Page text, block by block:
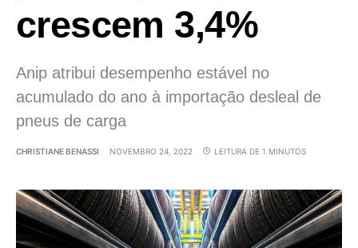
crescem 3,4%
Anip atribui desempenho estável no
acumulado do ano à importação desleal de
pneus de carga
CHRISTIANE BENASSI NOVEMBRO 24, 2022 LEITURA DE 1 MINUTOS